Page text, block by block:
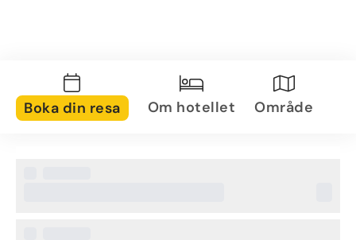
Boka din resa Om hotellet Område